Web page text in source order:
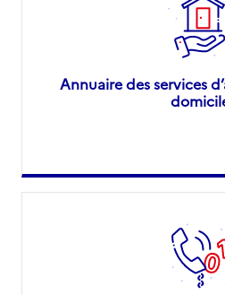
Annuaire des services